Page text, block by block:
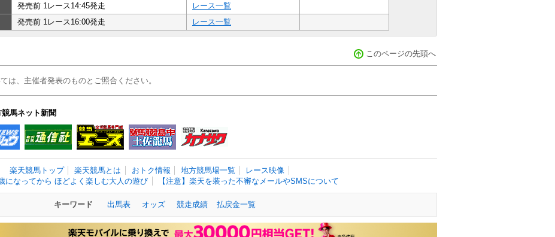
発売前 1レース14:45発走
レース一覧
発売前 1レース16:00発走 レース一覧
このページの先頭へ
は、主催者発表のものとご照合ください。
馬ネット新聞
楽天競馬トップ 楽天競馬とは おトク情報 地方競馬場一覧
レース映像
になってから ほどよく楽しむ大人の遊び
【注意】楽天を装った不審なメールやSMSについて
キーワード 出馬表 オッズ 競走成績 払戻金一覧